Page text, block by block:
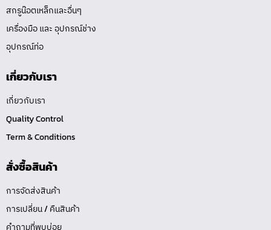
สกรูน๊อตเหล็กและอื่นๆ
เครื่องมือ และ อุปกรณ์ช่าง
อุปกรณ์ท่อ
เกี่ยวกับเรา
เกี่ยวกับเรา
Quality Control
Term & Conditions
สั่งซื้อสินค้า
การจัดส่งสินค้า
การเปลี่ยน / คืนสินค้า
คำถามที่พบบ่อย